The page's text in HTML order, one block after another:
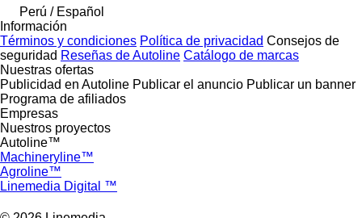
Perú / Español
Información
Términos y condiciones Política de privacidad Consejos de
seguridad Reseñas de Autoline Catálogo de marcas
Nuestras ofertas
Publicidad en Autoline Publicar el anuncio Publicar un banner
Programa de afiliados
Empresas
Nuestros proyectos
Autoline™
Machineryline™
Agroline™
Linemedia Digital ™